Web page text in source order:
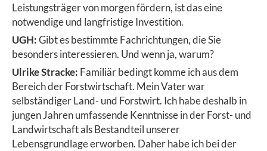
Leistungsträger von morgen fördern, ist das eine
notwendige und langfristige Investition.
UGH:Gibt es bestimmte Fachrichtungen, die Sie
besonders interessieren. Und wenn ja, warum?
Ulrike Stracke: Familiär bedingt komme ich aus dem
Bereich der Forstwirtschaft. Mein Vater war
selbständiger Land- und Forstwirt. Ich habe deshalb in
jungen Jahren umfassende Kenntnisse in der Forst- und
Landwirtschaft als Bestandteil unserer
Lebensgrundlage erworben. Daher habe ich bei der